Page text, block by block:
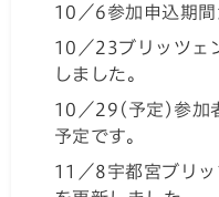
10／6参加申込期間
10／23ブリッツェ
しました。
10／29(予定)参加
予定です。
11／8宇都宮ブリ